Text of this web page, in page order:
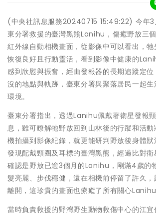
(中央社訊息服務20240715 15:49:22) 今年3
東分署救援的臺灣黑熊Lanihu，傷癒野放三
紅外線自動相機畫面，從影像中可以看出，
恢復良好且行動靈活，看到影像中健康的
感到欣慰與振奮，經由發報器的長期追蹤定
沒的地點與軌跡，臺東分署與聚落居民一起
環境。
臺東分署指出，透過Lanihu佩戴著衛星發報
息，雖可瞭解牠野放回到山林後的行蹤和活
機拍攝到影像紀錄，就更能研判野放後身體
發現配戴頸圈及耳標的臺灣黑熊，經過比對衛
確認是野放已逾3個月的Lanihu，剛滿4歲的
髮亮麗、步伐穩健，還在相機前停留了許久
離開，這珍貴的畫面也療癒了所有關心Lanihu
當時負責救援的野灣野生動物救傷中心的江